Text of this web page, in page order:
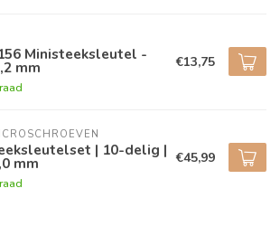
Ministeeksleutel -
mm €13,75
| 10-delig |
mm €45,99